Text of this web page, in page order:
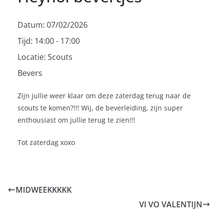
Datum: 07/02/2026
Tijd: 14:00 - 17:00
Locatie: Scouts
Bevers
Zijn jullie weer klaar om deze zaterdag terug naar de
scouts te komen?!!! Wij, de beverleiding, zijn super
enthousiast om jullie terug te zien!!!
Tot zaterdag xoxo
MIDWEEKKKKK
VI VO VALENTIJN